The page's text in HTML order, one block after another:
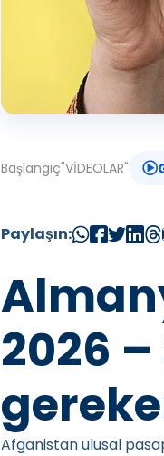
Başlangıç"VİDEOLAR"
Paylaşın:
2026
Afganistan ulusal